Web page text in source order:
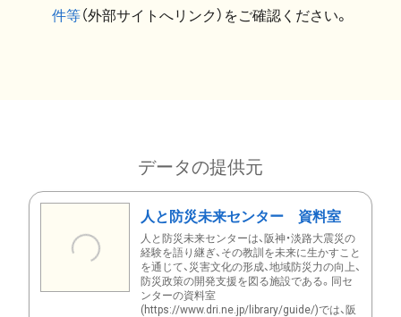
件等（外部サイトへリンク）をご確認ください。
データの提供元
人と防災未来センター 資料室
人と防災未来センターは、阪神・淡路大震災の
経験を語り継ぎ、その教訓を未来に生かすこと
を通じて、災害文化の形成、地域防災力の向上、
防災政策の開発支援を図る施設である。同セ
ンターの資料室
(https://www.dri.ne.jp/library/guide/)では、阪